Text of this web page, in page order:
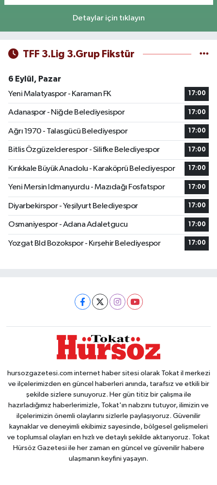
Detaylar için tıklayın
TFF 3.Lig 3.Grup Fikstür
6 Eylül, Pazar
Yeni Malatyaspor - Karaman FK
17:00
Adanaspor - Niğde Belediyesispor 17:00
Ağrı 1970 - Talasgücü Belediyespor 17:00
Bitlis Özgüzelderespor - Silifke Belediyespor 17:00
Kırıkkale Büyük Anadolu - Karaköprü Belediyespor 17:00
Yeni Mersin Idmanyurdu - Mazıdağı Fosfatspor 17:00
Diyarbekirspor - Yeşilyurt Belediyespor 17:00
Osmaniyespor - Adana Adaletgucu 17:00
Yozgat Bld Bozokspor - Kırşehir Belediyespor 17:00
hursozgazetesi.com internet haber sitesi olarak Tokat il merkezi
ve ilçelerimizden en güncel haberleri anında, tarafsız ve etkili bir
şekilde sizlere sunuyoruz. Her gün titiz bir çalışma ile
hazırladığımız haberlerimizle, Tokat'ın nabzını tutuyor, ilimizin ve
ilçelerimizin önemli olaylarını sizlerle paylaşıyoruz. Güvenilir
kaynaklar ve deneyimli ekibimiz sayesinde, bölgesel gelişmeleri
ve toplumsal olayları en hızlı ve detaylı şekilde aktarıyoruz. Tokat
Hürsöz Gazetesi ile her zaman en güncel ve güvenilir habere
ulaşmanın keyfini yaşayın.